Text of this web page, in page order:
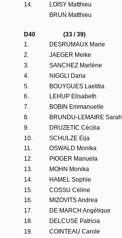
14.
LOISY Matthieu
BRUN Matthieu
D40
(33 / 39)
1.
DESRUMAUX Marie
2.
JAEGER Meike
3.
SANCHEZ Marlène
4.
NIGGLI Daria
5.
BOUYGUES Laetitia
6.
LEHUP Elisabeth
7.
BOBIN Emmanuelle
8.
BRUNDU-LEMAIRE Sarah
9.
DRUZETIC Cécilia
10.
SCHULZE Eija
11.
OSWALD Monika
12.
PIOGER Manuela
13.
MOHN Monika
14.
HAMEL Sophie
15.
COSSU Céline
16.
MIZOVITS Andrea
17.
DE MARCH Angélique
18.
DELCUSE Patricia
19.
COINTEAU Carole